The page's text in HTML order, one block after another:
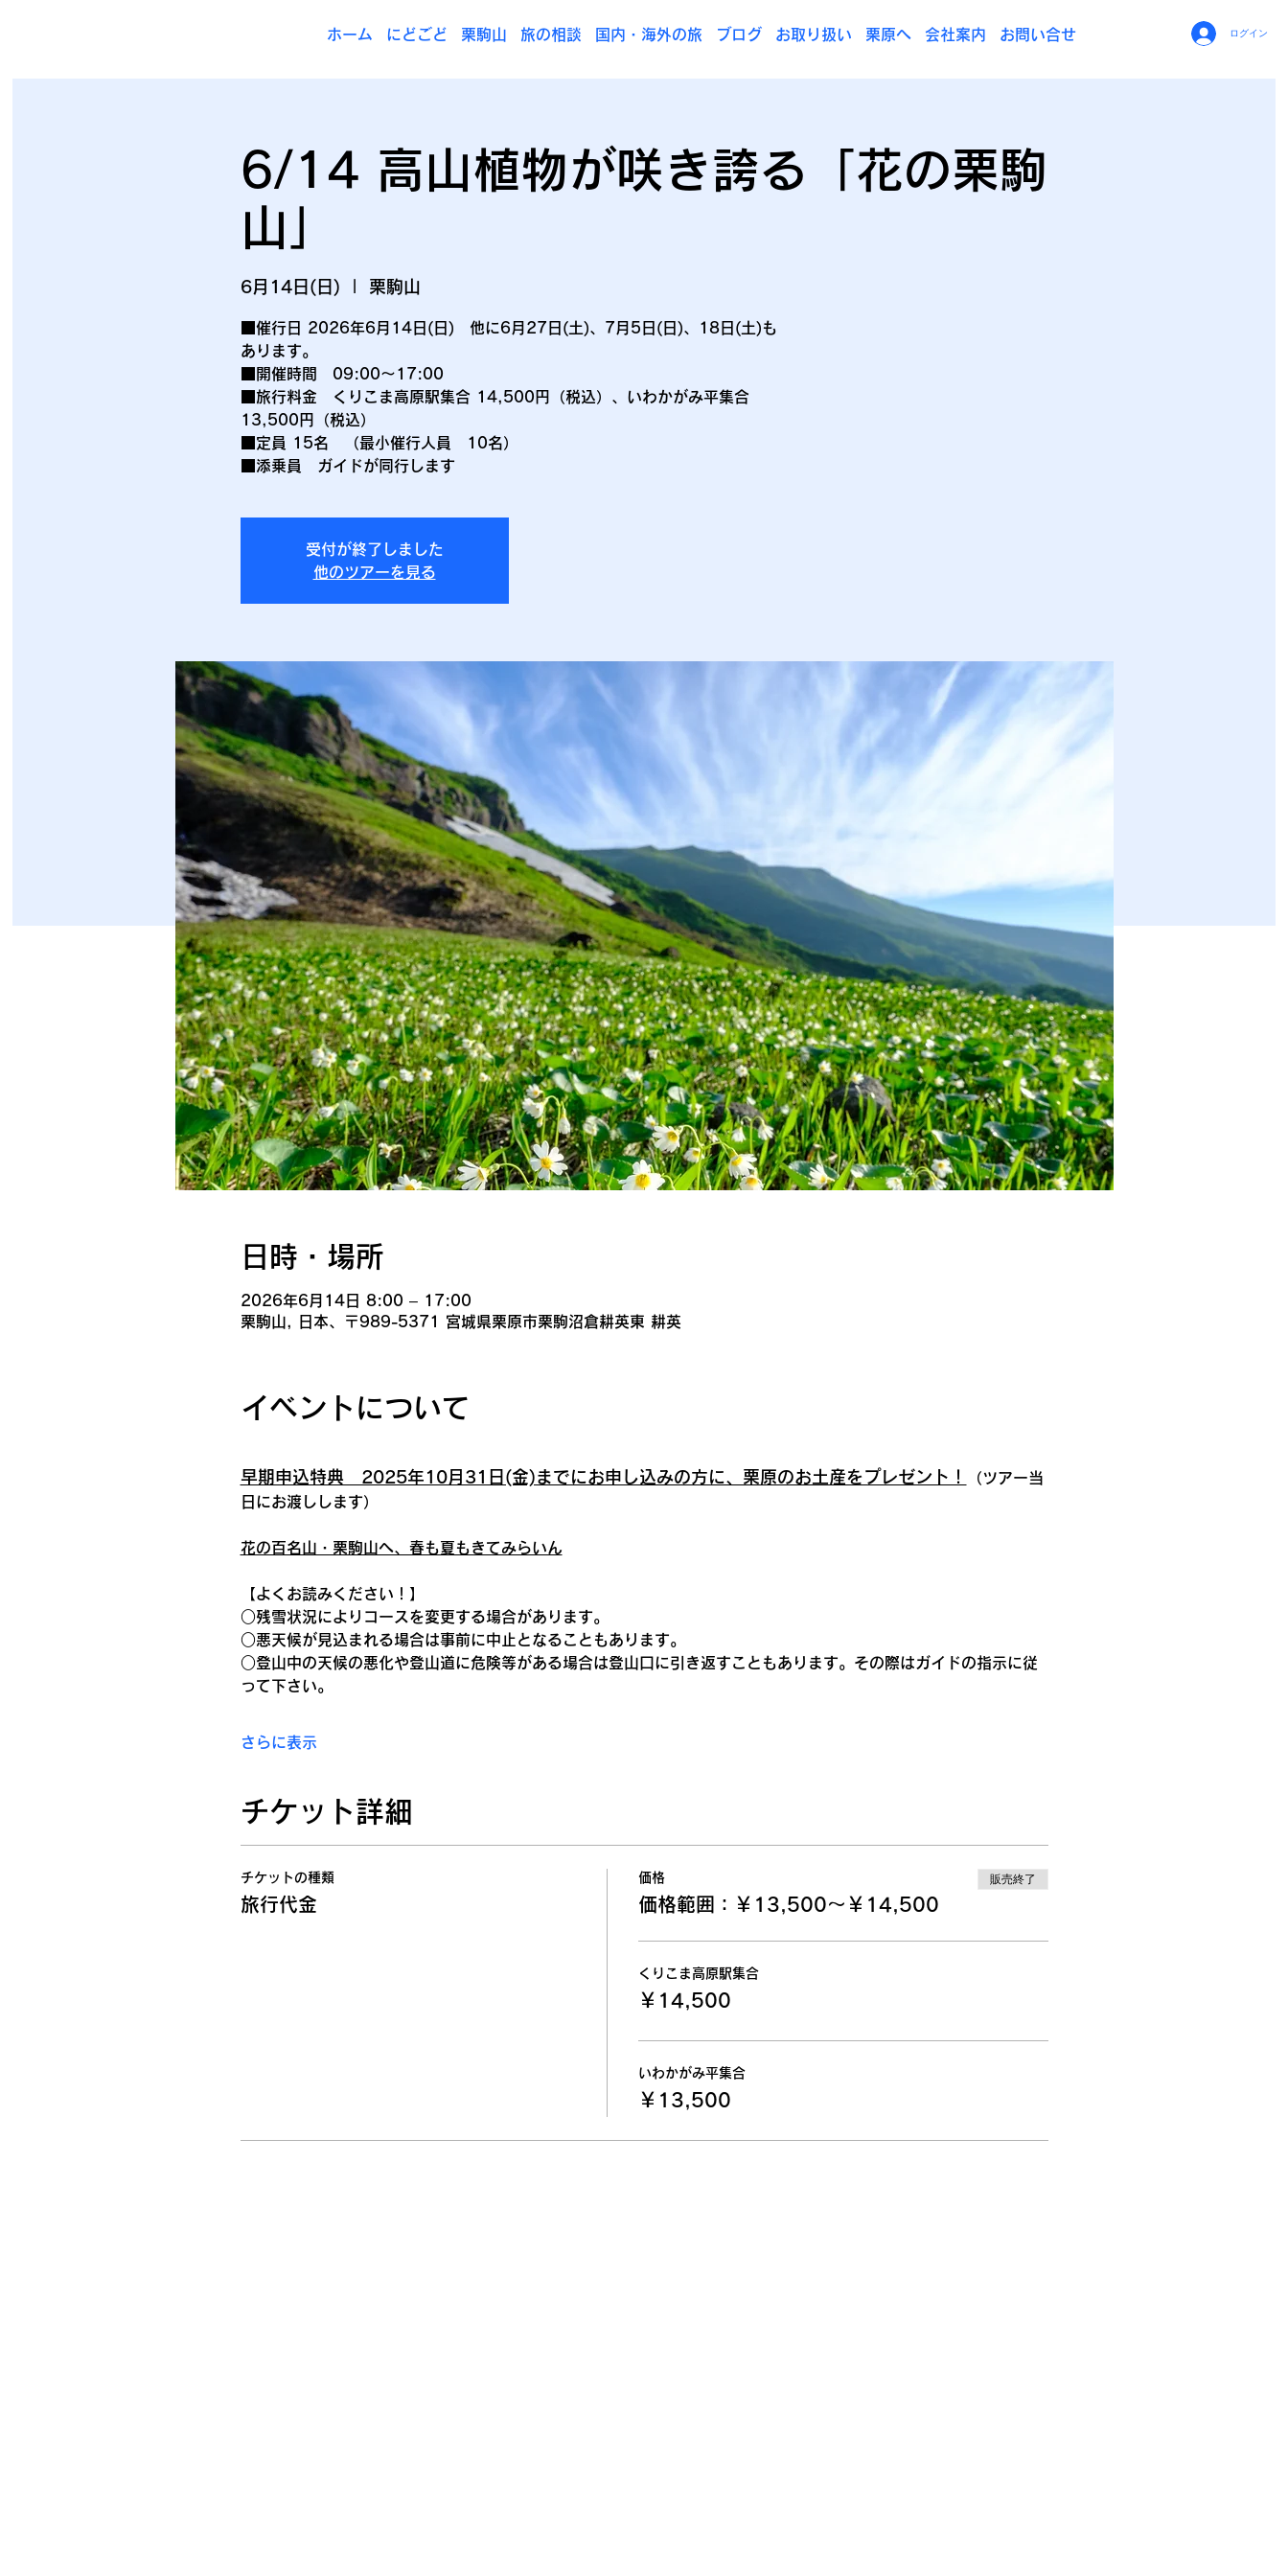
ホーム にどごど 栗駒山 旅の相談 国内・海外の旅 ブログ お取り扱い 栗原へ 会社案内 お問い合せ ログイン
6/14 高山植物が咲き誇る「花の栗駒
山」
6月14日(日) 栗駒山
■催行日 2026年6月14日(日) 他に6月27日(土)、7月5日(日)、18日(土)も
あります。
■開催時間 09:00～17:00
■旅行料金 くりこま高原駅集合 14,500円（税込）、いわかがみ平集合
13,500円（税込）
■定員 15名 （最小催行人員 10名）
■添乗員 ガイドが同行します
受付が終了しました
他のツアーを見る
日時・場所
2026年6月14日 8:00 – 17:00
栗駒山, 日本、〒989-5371 宮城県栗原市栗駒沼倉耕英東 耕英
イベントについて
早期申込特典　2025年10月31日(金)までにお申し込みの方に、栗原のお土産をプレゼント！
（ツアー当
日にお渡しします）
花の百名山・栗駒山へ、春も夏もきてみらいん
【よくお読みください！】
○残雪状況によりコースを変更する場合があります。
○悪天候が見込まれる場合は事前に中止となることもあります。
○登山中の天候の悪化や登山道に危険等がある場合は登山口に引き返すこともあります。その際はガイドの指示に従
って下さい。
さらに表示
チケット詳細
チケットの種類
旅行代金
価格
価格範囲：￥13,500〜￥14,500
販売終了
くりこま高原駅集合
￥14,500
いわかがみ平集合
￥13,500